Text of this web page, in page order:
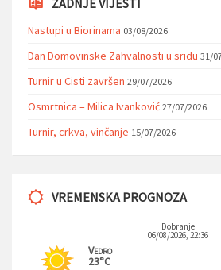
ZADNJE VIJESTI
Nastupi u Biorinama 03/08/2026
Dan Domovinske Zahvalnosti u sridu 31/
Turnir u Cisti završen 29/07/2026
Osmrtnica – Milica Ivanković 27/07/2026
Turnir, crkva, vinčanje 15/07/2026
VREMENSKA PROGNOZA
Dobranje
06/08/2026, 22:36
Vedro
23°C